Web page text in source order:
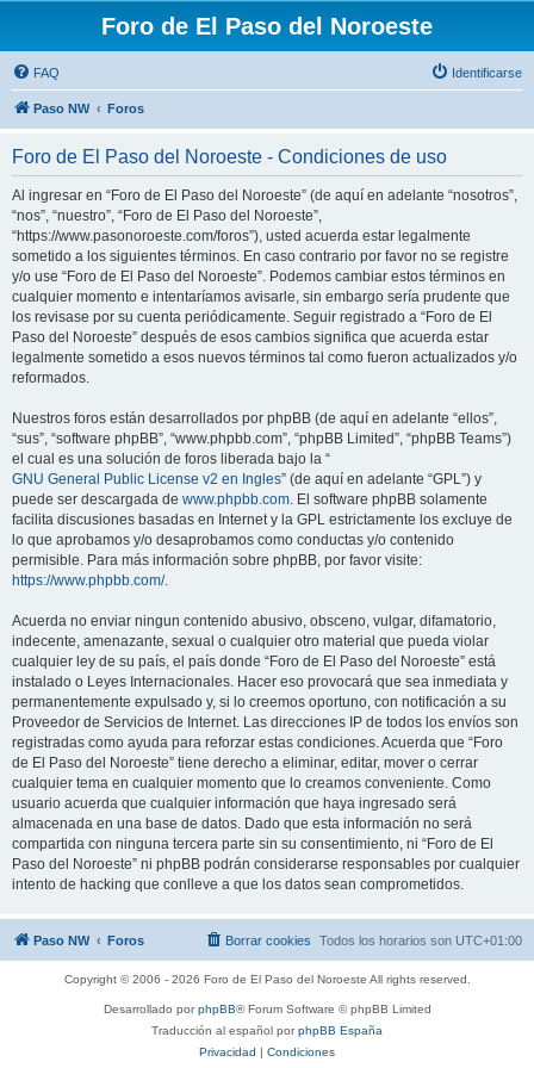
Foro de El Paso del Noroeste
FAQ Identificarse
Paso NW Foros
Foro de El Paso del Noroeste - Condiciones de uso
Al ingresar en “Foro de El Paso del Noroeste” (de aquí en adelante “nosotros”,
“nos”, “nuestro”, “Foro de El Paso del Noroeste”,
“https://www.pasonoroeste.com/foros”), usted acuerda estar legalmente
sometido a los siguientes términos. En caso contrario por favor no se registre
y/o use “Foro de El Paso del Noroeste”. Podemos cambiar estos términos en
cualquier momento e intentaríamos avisarle, sin embargo sería prudente que
los revisase por su cuenta periódicamente. Seguir registrado a “Foro de El
Paso del Noroeste” después de esos cambios significa que acuerda estar
legalmente sometido a esos nuevos términos tal como fueron actualizados y/o
reformados.
Nuestros foros están desarrollados por phpBB (de aquí en adelante “ellos”,
“sus”, “software phpBB”, “www.phpbb.com”, “phpBB Limited”, “phpBB Teams”)
el cual es una solución de foros liberada bajo la “
GNU General Public License v2 en Ingles” (de aquí en adelante “GPL”) y
puede ser descargada de www.phpbb.com. El software phpBB solamente
facilita discusiones basadas en Internet y la GPL estrictamente los excluye de
lo que aprobamos y/o desaprobamos como conductas y/o contenido
permisible. Para más información sobre phpBB, por favor visite:
https://www.phpbb.com/.
Acuerda no enviar ningun contenido abusivo, obsceno, vulgar, difamatorio,
indecente, amenazante, sexual o cualquier otro material que pueda violar
cualquier ley de su país, el país donde “Foro de El Paso del Noroeste” está
instalado o Leyes Internacionales. Hacer eso provocará que sea inmediata y
permanentemente expulsado y, si lo creemos oportuno, con notificación a su
Proveedor de Servicios de Internet. Las direcciones IP de todos los envíos son
registradas como ayuda para reforzar estas condiciones. Acuerda que “Foro
de El Paso del Noroeste” tiene derecho a eliminar, editar, mover o cerrar
cualquier tema en cualquier momento que lo creamos conveniente. Como
usuario acuerda que cualquier información que haya ingresado será
almacenada en una base de datos. Dado que esta información no será
compartida con ninguna tercera parte sin su consentimiento, ni “Foro de El
Paso del Noroeste” ni phpBB podrán considerarse responsables por cualquier
intento de hacking que conlleve a que los datos sean comprometidos.
Paso NW Foros Todos los horarios son UTC+01:00
Borrar cookies
Copyright © 2006 - 2026 Foro de El Paso del Noroeste All rights reserved.
Desarrollado porphpBB® Forum Software © phpBB Limited
Traducción al español porphpBB España
Privacidad | Condiciones